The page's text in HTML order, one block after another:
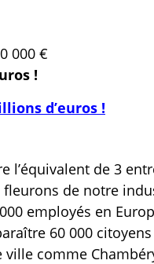
000 €
!
d’euros !
l’équivalent de 3
fleurons de notre
employés en
60 000
ville comme